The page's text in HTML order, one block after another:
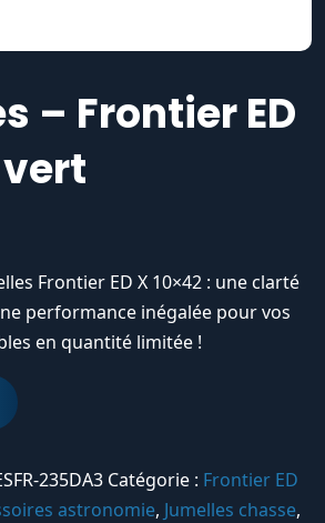
– Frontier ED
vert
Frontier ED X 10×42 : une clarté
performance inégalée pour vos
en quantité limitée !
235DA3 Catégorie : Frontier ED
astronomie, Jumelles chasse,